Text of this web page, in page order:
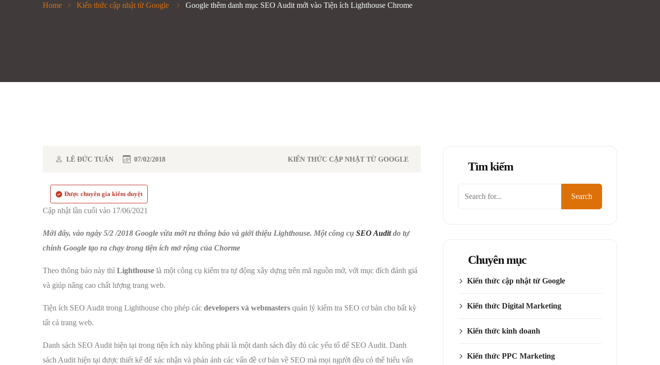
Home Kiến thức cập nhật từ Google Google thêm danh mục SEO Audit mới vào Tiện ích Lighthouse Chrome
LÊ ĐỨC TUẤN 07/02/2018 KIẾN THỨC CẬP NHẬT TỪ GOOGLE
Được chuyên gia kiểm duyệt
Cập nhật lần cuối vào 17/06/2021
Mới đây, vào ngày 5/2 /2018 Google vừa mới ra thông báo và giới thiệu Lighthouse. Một công cụ SEO Auditdo tự
chính Google tạo ra chạy trong tiện ích mở rộng của Chorme
Theo thông báo này thì Lighthouse là một công cụ kiểm tra tự động xây dựng trên mã nguồn mở, với mục đích đánh giá
và giúp nâng cao chất lượng trang web.
Tiện ích SEO Audit trong Lighthouse cho phép các developers và webmasters quản lý kiểm tra SEO cơ bản cho bất kỳ
tất cả trang web.
Danh sách SEO Audit hiện tại trong tiện ích này không phải là một danh sách đầy đủ các yếu tố để SEO Audit. Danh
sách Audit hiện tại được thiết kế để xác nhận và phản ánh các vấn đề cơ bản về SEO mà mọi người đều có thể hiểu vấn
Tìm kiếm
Search
Chuyên mục
Kiến thức cập nhật từ Google
Kiến thức Digital Marketing
Kiến thức kinh doanh
Kiến thức PPC Marketing